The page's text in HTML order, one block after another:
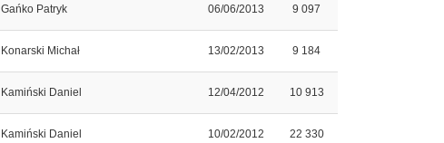
Gańko Patryk 06/06/2013 9 097
Konarski Michał 13/02/2013 9 184
Kamiński Daniel 12/04/2012 10 913
Kamiński Daniel 10/02/2012 22 330